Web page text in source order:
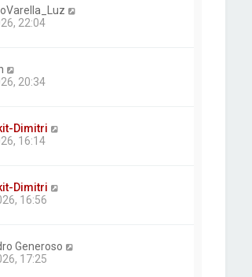
22:04
20:34
Dimitri
16:14
Dimitri
16:56
Generoso
17:25